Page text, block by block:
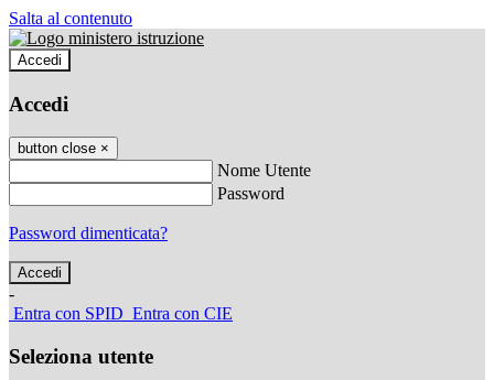
Salta al contenuto
Accedi
Accedi
button close ×
Nome Utente
Password
Password dimenticata?
-
Entra con SPID Entra con CIE
Seleziona utente